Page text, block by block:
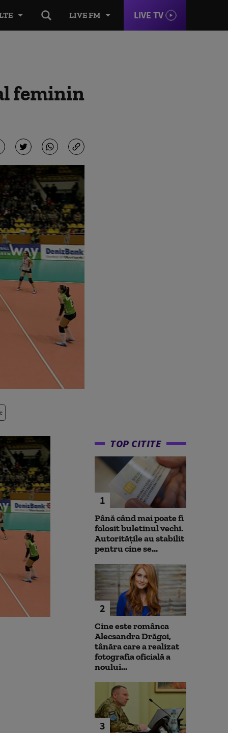
LIVE FM LIVE TV
feminin
TOP CITITE
1
Până când mai poate fi
folosit buletinul vechi.
Autoritățile au stabilit
pentru cine se...
2
Cine este românca
Alecsandra Drăgoi,
tânăra care a realizat
fotografia oficială a
noului...
3